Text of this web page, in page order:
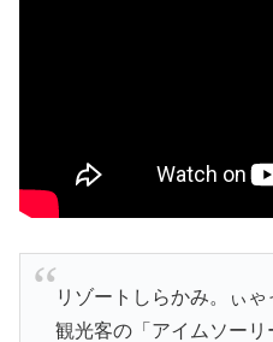
リゾートしらかみ。ぃゃ
観光客の「アイムソーリ